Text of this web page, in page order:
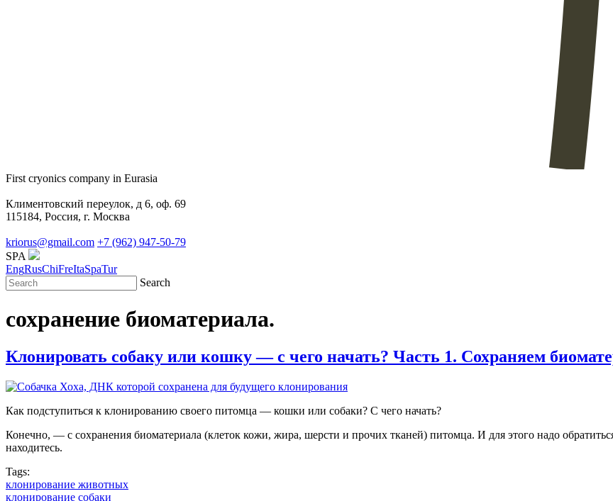
First cryonics company in Eurasia
Климентовский переулок, д 6, оф. 69
115184, Россия, г. Москва
kriorus@gmail.com +7 (962) 947-50-79
SPA
EngRusChiFreItaSpaTur
Search
сохранение биоматериала.
Клонировать собаку или кошку — с чего начать? Часть 1. Сохраняем
Как подступиться к клонированию своего питомца — кошки или собаки? С чего начать?
Конечно, — с сохранения биоматериала (клеток кожи, жира, шерсти и прочих тканей) питомца. И для этого надо
находитесь.
Tags:
клонирование животных
клонирование собаки